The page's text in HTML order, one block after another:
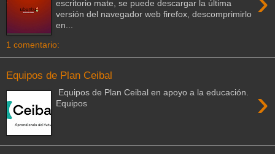
escritorio mate, se puede descargar la última
versión del navegador web firefox, descomprimirlo
en...
1 comentario:
Equipos de Plan Ceibal
›
Equipos de Plan Ceibal en apoyo a la educación.
Equipos